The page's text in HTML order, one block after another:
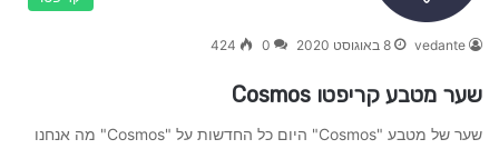
vedante 8 באוגוסט 2020 0
424
שער מטבע קריפטו Cosmos
שער של מטבע "Cosmos" היום כל החדשות על "Cosmos" מה אנחנו